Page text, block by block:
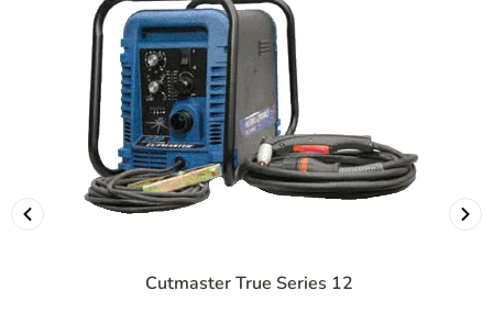
Cutmaster True Series 12